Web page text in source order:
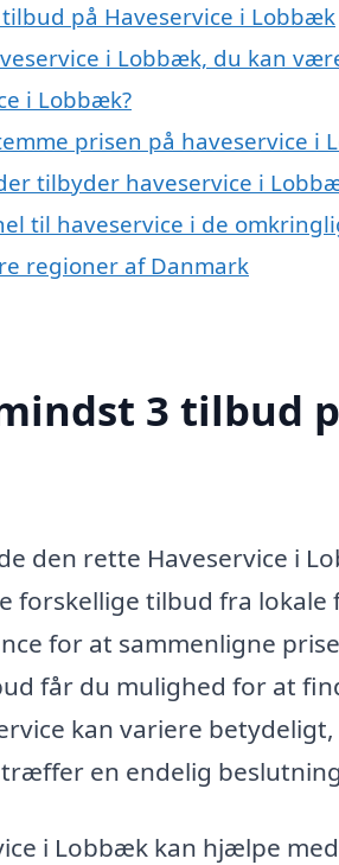
på Haveservice i Lobbæk
i Lobbæk, du kan
i Lobbæk?
prisen på haveservice i
tilbyder haveservice i
til haveservice i de
regioner af Danmark
3 tilbud
den rette Haveservice i
forskellige tilbud fra
for at sammenligne
får du mulighed for at
kan variere
en endelig
i Lobbæk kan hjælpe